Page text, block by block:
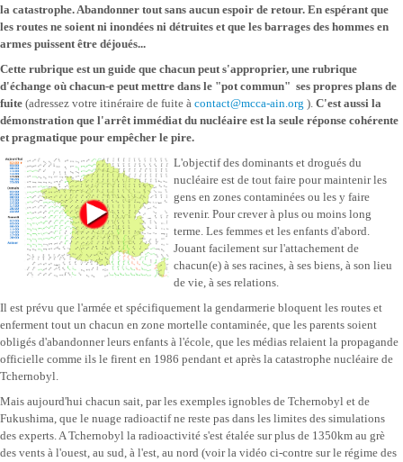
la catastrophe. Abandonner tout sans aucun espoir de retour. En espérant que
les routes ne soient ni inondées ni détruites et que les barrages des hommes en
armes puissent être déjoués...
Cette rubrique est un guide que chacun peut s'approprier, une rubrique
d'échange où chacun-e peut mettre dans le "pot commun" ses propres plans de
fuite (adressez votre itinéraire de fuite à contact@mcca-ain.org ). C'est aussi la
démonstration que l'arrêt immédiat du nucléaire est la seule réponse cohérente
et pragmatique pour empêcher le pire.
L'objectif des dominants et drogués du
nucléaire est de tout faire pour maintenir les
gens en zones contaminées ou les y faire
revenir. Pour crever à plus ou moins long
terme. Les femmes et les enfants d'abord.
Jouant facilement sur l'attachement de
chacun(e) à ses racines, à ses biens, à son lieu
de vie, à ses relations.
Il est prévu que l'armée et spécifiquement la gendarmerie bloquent les routes et
enferment tout un chacun en zone mortelle contaminée, que les parents soient
obligés d'abandonner leurs enfants à l'école, que les médias relaient la propagande
officielle comme ils le firent en 1986 pendant et après la catastrophe nucléaire de
Tchernobyl.
Mais aujourd'hui chacun sait, par les exemples ignobles de Tchernobyl et de
Fukushima, que le nuage radioactif ne reste pas dans les limites des simulations
des experts. A Tchernobyl la radioactivité s'est étalée sur plus de 1350km au grè
des vents à l'ouest, au sud, à l'est, au nord (voir la vidéo ci-contre sur le régime des